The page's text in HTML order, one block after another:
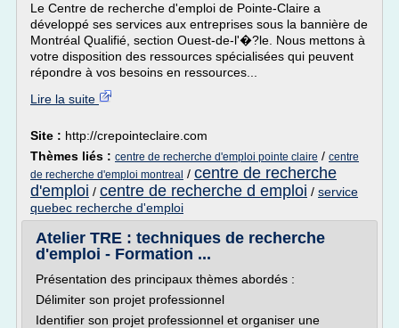
Le Centre de recherche d'emploi de Pointe-Claire a
développé ses services aux entreprises sous la bannière de
Montréal Qualifié, section Ouest-de-l'�?le. Nous mettons à
votre disposition des ressources spécialisées qui peuvent
répondre à vos besoins en ressources...
Lire la suite
Site : http://crepointeclaire.com
Thèmes liés : centre de recherche d'emploi pointe claire / centre
de recherche d'emploi montreal / centre de recherche
d'emploi / centre de recherche d emploi / service
quebec recherche d'emploi
Atelier TRE : techniques de recherche
d'emploi - Formation ...
Présentation des principaux thèmes abordés :
Délimiter son projet professionnel
Identifier son projet professionnel et organiser une